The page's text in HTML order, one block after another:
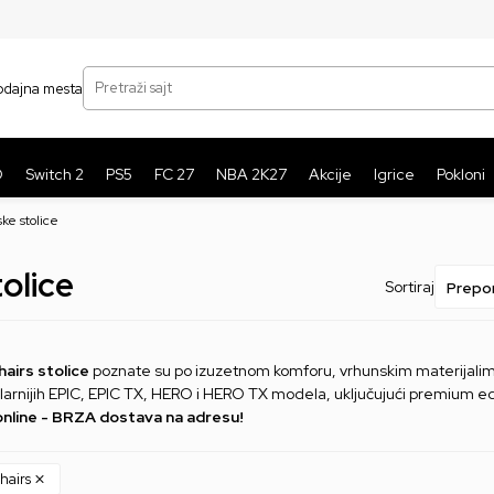
mesta Pretraži sajt
Switch 2 PS5 FC 27 NBA 2K27 Akcije Igrice Pokloni
stolice
Sortiraj
stolice poznate su po izuzetnom komforu, vrhunskim
EPIC, EPIC TX, HERO i HERO TX modela, uključujući
- BRZA dostava na adresu!